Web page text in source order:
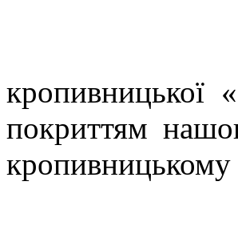
кропивницької
покриттям